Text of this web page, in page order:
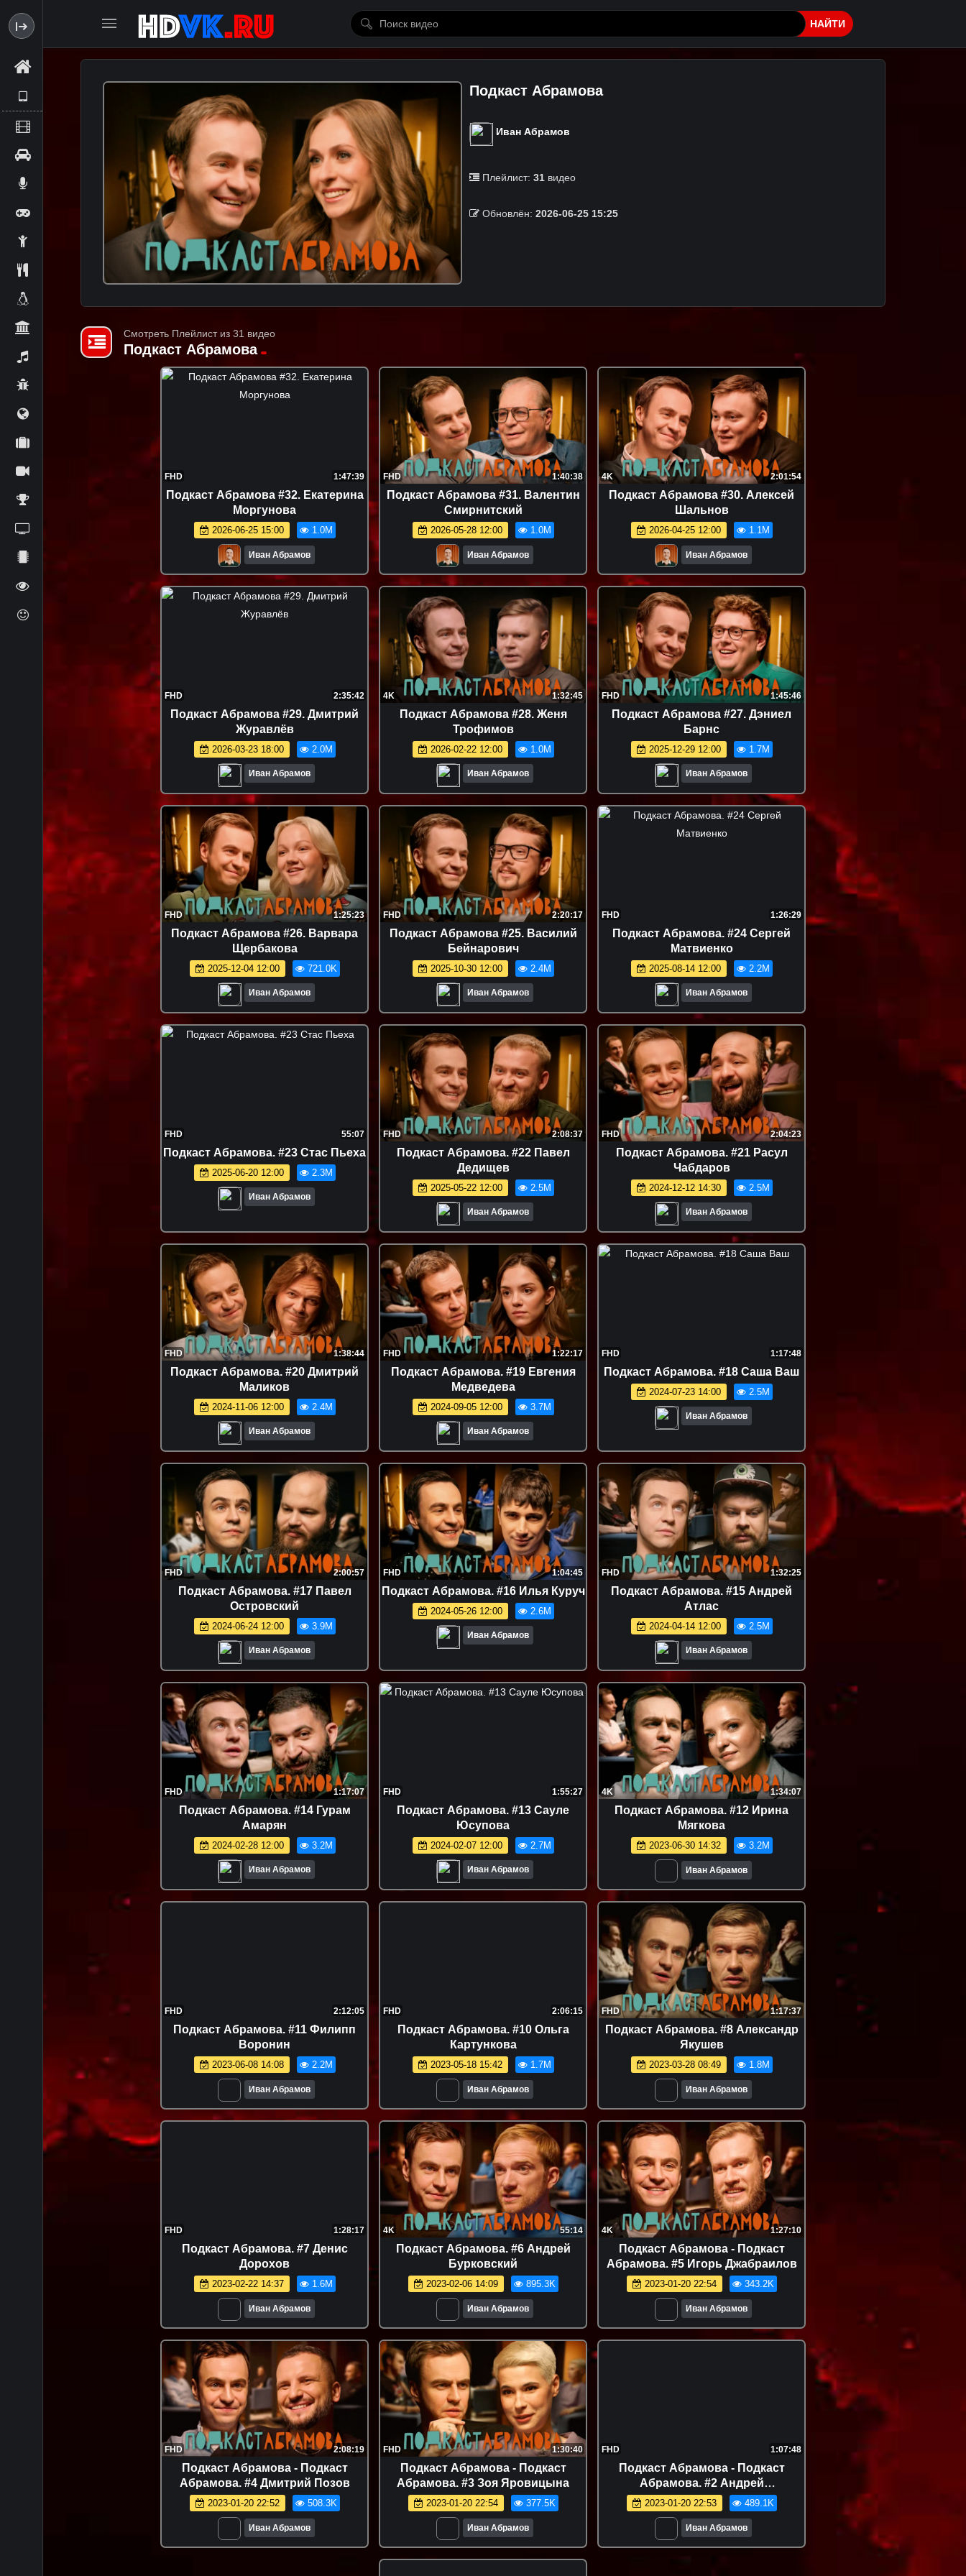
НАЙТИ
Подкаст Абрамова
Иван Абрамов
Плейлист: 31 видео
Обновлён: 2026-06-25 15:25
Смотреть Плейлист из 31 видео
Подкаст Абрамова
FHD 1:47:39
Подкаст Абрамова #32. Екатерина
Моргунова
2026-06-25 15:00 1.0M
Иван Абрамов
FHD 1:40:38
Подкаст Абрамова #31. Валентин
Смирнитский
2026-05-28 12:00 1.0M
Иван Абрамов
4K 2:01:54
Подкаст Абрамова #30. Алексей
Шальнов
2026-04-25 12:00 1.1M
Иван Абрамов
FHD 2:35:42
Подкаст Абрамова #29. Дмитрий
Журавлёв
2026-03-23 18:00 2.0M
Иван Абрамов
4K 1:32:45
Подкаст Абрамова #28. Женя
Трофимов
2026-02-22 12:00 1.0M
Иван Абрамов
FHD 1:45:46
Подкаст Абрамова #27. Дэниел
Барнс
2025-12-29 12:00 1.7M
Иван Абрамов
FHD 1:25:23
Подкаст Абрамова #26. Варвара
Щербакова
2025-12-04 12:00 721.0K
Иван Абрамов
FHD 2:20:17
Подкаст Абрамова #25. Василий
Бейнарович
2025-10-30 12:00 2.4M
Иван Абрамов
FHD 1:26:29
Подкаст Абрамова. #24 Сергей
Матвиенко
2025-08-14 12:00 2.2M
Иван Абрамов
FHD 55:07
Подкаст Абрамова. #23 Стас Пьеха
2025-06-20 12:00 2.3M
Иван Абрамов
FHD 2:08:37
Подкаст Абрамова. #22 Павел
Дедищев
2025-05-22 12:00 2.5M
Иван Абрамов
FHD 2:04:23
Подкаст Абрамова. #21 Расул
Чабдаров
2024-12-12 14:30 2.5M
Иван Абрамов
FHD 1:38:44
Подкаст Абрамова. #20 Дмитрий
Маликов
2024-11-06 12:00 2.4M
Иван Абрамов
FHD 1:22:17
Подкаст Абрамова. #19 Евгения
Медведева
2024-09-05 12:00 3.7M
Иван Абрамов
FHD 1:17:48
Подкаст Абрамова. #18 Саша Ваш
2024-07-23 14:00 2.5M
Иван Абрамов
FHD 2:00:57
Подкаст Абрамова. #17 Павел
Островский
2024-06-24 12:00 3.9M
Иван Абрамов
FHD 1:04:45
Подкаст Абрамова. #16 Илья Куруч
2024-05-26 12:00 2.6M
Иван Абрамов
FHD 1:32:25
Подкаст Абрамова. #15 Андрей
Атлас
2024-04-14 12:00 2.5M
Иван Абрамов
FHD 1:17:07
Подкаст Абрамова. #14 Гурам
Амарян
2024-02-28 12:00 3.2M
Иван Абрамов
FHD 1:55:27
Подкаст Абрамова. #13 Сауле
Юсупова
2024-02-07 12:00 2.7M
Иван Абрамов
4K 1:34:07
Подкаст Абрамова. #12 Ирина
Мягкова
2023-06-30 14:32 3.2M
Иван Абрамов
FHD 2:12:05
Подкаст Абрамова. #11 Филипп
Воронин
2023-06-08 14:08 2.2M
Иван Абрамов
FHD 2:06:15
Подкаст Абрамова. #10 Ольга
Картункова
2023-05-18 15:42 1.7M
Иван Абрамов
FHD 1:17:37
Подкаст Абрамова. #8 Александр
Якушев
2023-03-28 08:49 1.8M
Иван Абрамов
FHD 1:28:17
Подкаст Абрамова. #7 Денис
Дорохов
2023-02-22 14:37 1.6M
Иван Абрамов
4K 55:14
Подкаст Абрамова. #6 Андрей
Бурковский
2023-02-06 14:09 895.3K
Иван Абрамов
4K 1:27:10
Подкаст Абрамова - Подкаст
Абрамова. #5 Игорь Джабраилов
2023-01-20 22:54 343.2K
Иван Абрамов
FHD 2:08:19
Подкаст Абрамова - Подкаст
Абрамова. #4 Дмитрий Позов
2023-01-20 22:52 508.3K
Иван Абрамов
FHD 1:30:40
Подкаст Абрамова - Подкаст
Абрамова. #3 Зоя Яровицына
2023-01-20 22:54 377.5K
Иван Абрамов
FHD 1:07:48
Подкаст Абрамова - Подкаст
Абрамова. #2 Андрей
Бебуришвили
2023-01-20 22:53 489.1K
Иван Абрамов